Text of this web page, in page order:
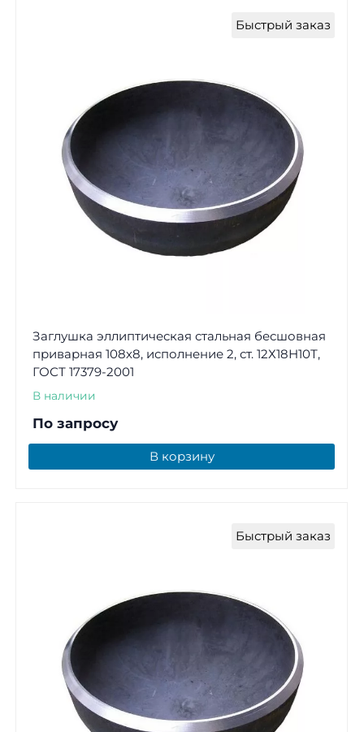
Быстрый заказ
Заглушка эллиптическая стальная бесшовная
приварная 108х8, исполнение 2, ст. 12Х18Н10Т,
ГОСТ 17379-2001
В наличии
По запросу
В корзину
Быстрый заказ